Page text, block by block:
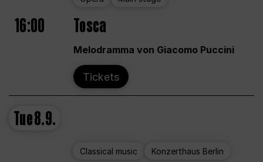
16:00 Tosca
Melodramma von Giacomo Puccini
Tickets
Tue8.9.
Classical music Konzerthaus Berlin